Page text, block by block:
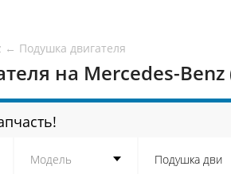
← Подушка двигателя
на Mercedes-